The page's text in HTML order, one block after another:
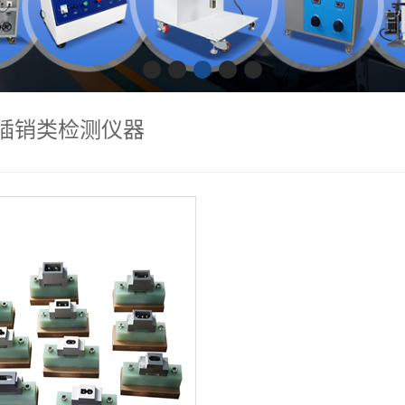
销类检测仪器